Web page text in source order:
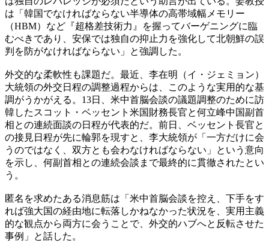
は「韓国でなければならない半導体の高帯域幅メモリー
（HBM）など『超格差技術力』を握ってバーゲニングに臨
むべきであり、安保では独自の抑止力を強化して北朝鮮の誤
判を防がなければならない」と強調した。
外交的な柔軟性も課題だ。最近、李在明（イ・ジェミョン）
大統領の外交日程の調整過程からは、このような実用的な基
調がうかがえる。13日、米中首脳会談の議題調整のために訪
韓したスコット・ベッセント米国財務長官と何立峰中国副首
相との連続面談の日程が代表的だ。前日、ベッセント長官と
の接見日程が先に輪郭を現すと、李大統領が「一方だけに会
うのではなく、双方とも会わなければならない」という意向
を示し、何副首相との連続会談まで最終的に貫徹されたとい
う。
匿名を求めたある消息筋は「米中首脳会談を控え、下手をす
れば強大国の経由地に転落しかねなかった状況を、実用主義
的な観点から両方に会うことで、外交的ハブへと反転させた
事例」と話した。